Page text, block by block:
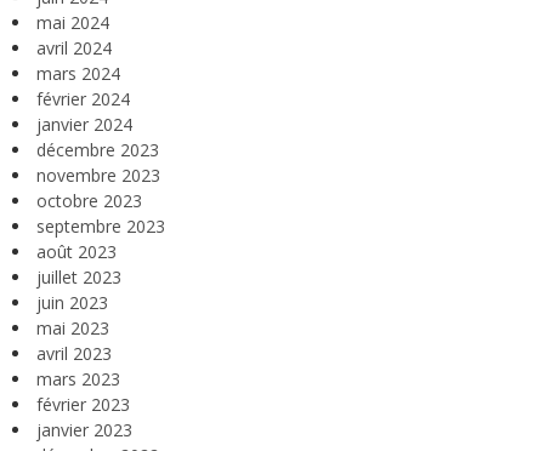
mai 2024
avril 2024
mars 2024
février 2024
janvier 2024
décembre 2023
novembre 2023
octobre 2023
septembre 2023
août 2023
juillet 2023
juin 2023
mai 2023
avril 2023
mars 2023
février 2023
janvier 2023